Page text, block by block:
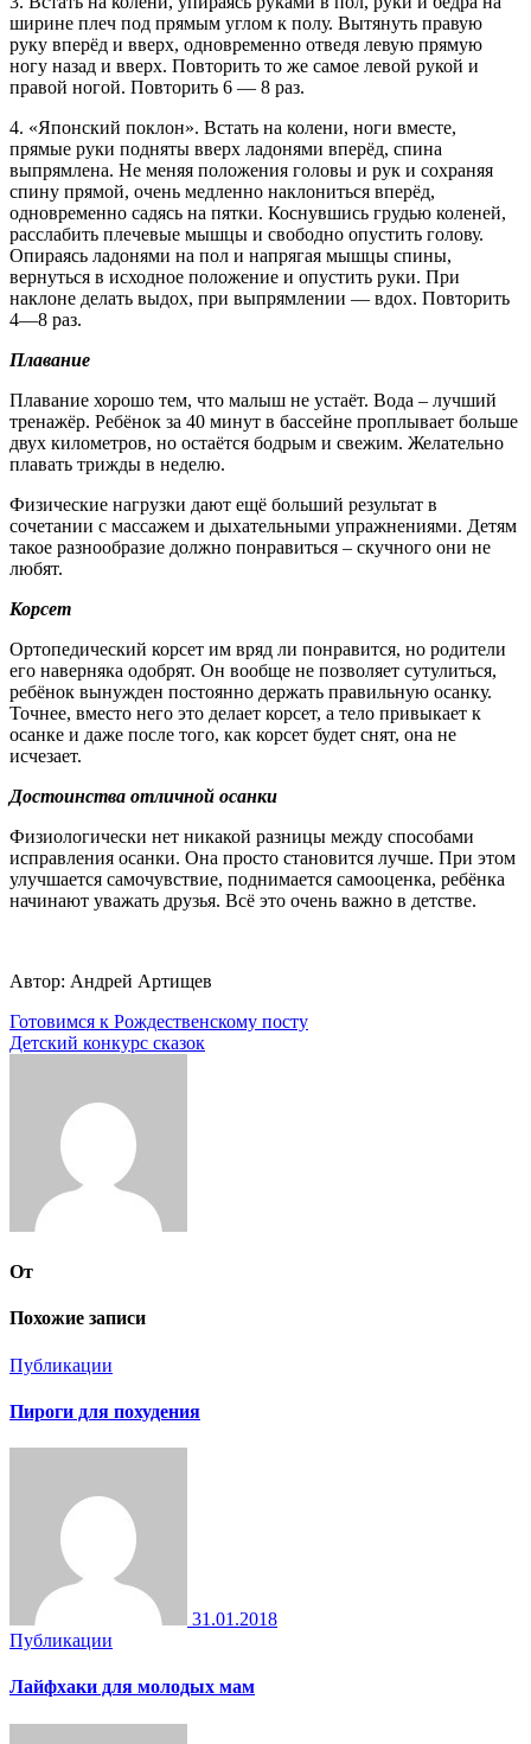
ширине плеч под прямым углом к полу. Вытянуть правую
руку вперёд и вверх, одновременно отведя левую прямую
ногу назад и вверх. Повторить то же самое левой рукой и
правой ногой. Повторить 6 — 8 раз.
4. «Японский поклон». Встать на колени, ноги вместе,
прямые руки подняты вверх ладонями вперёд, спина
выпрямлена. Не меняя положения головы и рук и сохраняя
спину прямой, очень медленно наклониться вперёд,
одновременно садясь на пятки. Коснувшись грудью коленей,
расслабить плечевые мышцы и свободно опустить голову.
Опираясь ладонями на пол и напрягая мышцы спины,
вернуться в исходное положение и опустить руки. При
наклоне делать выдох, при выпрямлении — вдох. Повторить
4—8 раз.
Плавание
Плавание хорошо тем, что малыш не устаёт. Вода – лучший
тренажёр. Ребёнок за 40 минут в бассейне проплывает больше
двух километров, но остаётся бодрым и свежим. Желательно
плавать трижды в неделю.
Физические нагрузки дают ещё больший результат в
сочетании с массажем и дыхательными упражнениями. Детям
такое разнообразие должно понравиться – скучного они не
любят.
Корсет
Ортопедический корсет им вряд ли понравится, но родители
его наверняка одобрят. Он вообще не позволяет сутулиться,
ребёнок вынужден постоянно держать правильную осанку.
Точнее, вместо него это делает корсет, а тело привыкает к
осанке и даже после того, как корсет будет снят, она не
исчезает.
Достоинства отличной осанки
Физиологически нет никакой разницы между способами
исправления осанки. Она просто становится лучше. При этом
улучшается самочувствие, поднимается самооценка, ребёнка
начинают уважать друзья. Всё это очень важно в детстве.
Автор: Андрей Артищев
Навигация
по
Готовимся к Рождественскому посту
Детский конкурс сказок
От
Похожие записи
Публикации
Пироги для похудения
31.01.2018
Публикации
Лайфхаки для молодых мам